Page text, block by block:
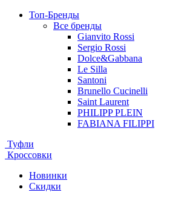
Топ-Бренды
Все бренды
Gianvito Rossi
Sergio Rossi
Dolce&Gabbana
Le Silla
Santoni
Brunello Cucinelli
Saint Laurent
PHILIPP PLEIN
FABIANA FILIPPI
Туфли
Кроссовки
Новинки
Скидки